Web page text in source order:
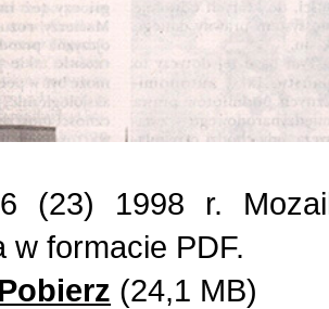
Wspomnienia (2)
Wybory w Polsce (4)
Wydarzenia (7)
Wydarzenia w Polsce
(23) 1998 r.
w formacie PDF.
Pobierz (24,1 MB)